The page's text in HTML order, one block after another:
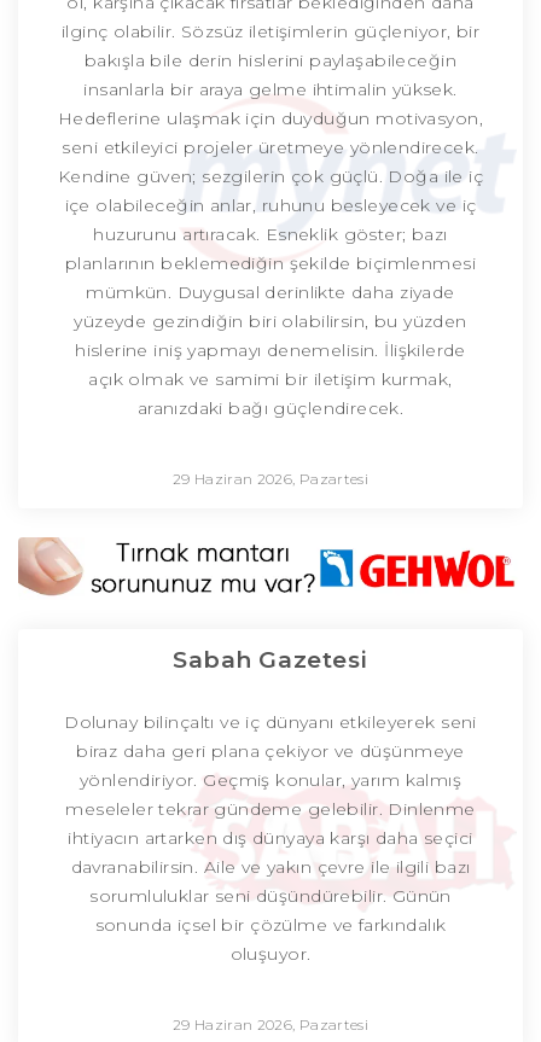
ilginç olabilir. Sözsüz iletişimlerin güçleniyor, bir
bakışla bile derin hislerini paylaşabileceğin
insanlarla bir araya gelme ihtimalin yüksek.
Hedeflerine ulaşmak için duyduğun motivasyon,
seni etkileyici projeler üretmeye yönlendirecek.
Kendine güven; sezgilerin çok güçlü. Doğa ile iç
içe olabileceğin anlar, ruhunu besleyecek ve iç
huzurunu artıracak. Esneklik göster; bazı
planlarının beklemediğin şekilde biçimlenmesi
mümkün. Duygusal derinlikte daha ziyade
yüzeyde gezindiğin biri olabilirsin, bu yüzden
hislerine iniş yapmayı denemelisin. İlişkilerde
açık olmak ve samimi bir iletişim kurmak,
aranızdaki bağı güçlendirecek.
29 Haziran 2026, Pazartesi
Sabah Gazetesi
Dolunay bilinçaltı ve iç dünyanı etkileyerek seni
biraz daha geri plana çekiyor ve düşünmeye
yönlendiriyor. Geçmiş konular, yarım kalmış
meseleler tekrar gündeme gelebilir. Dinlenme
ihtiyacın artarken dış dünyaya karşı daha seçici
davranabilirsin. Aile ve yakın çevre ile ilgili bazı
sorumluluklar seni düşündürebilir. Günün
sonunda içsel bir çözülme ve farkındalık
oluşuyor.
29 Haziran 2026, Pazartesi